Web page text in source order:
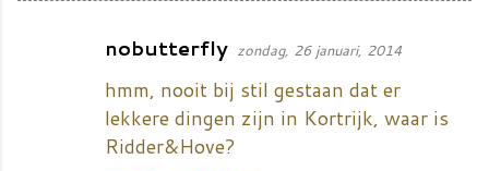
nobutterfly zondag, 26 januari, 2014
hmm, nooit bij stil gestaan dat er
lekkere dingen zijn in Kortrijk, waar is
Ridder&Hove?